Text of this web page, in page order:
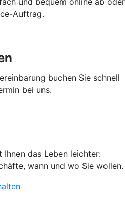
Auftrag.
buchen Sie schnell
bei uns.
Ihnen das Leben leichter:
wann und wo Sie wollen.